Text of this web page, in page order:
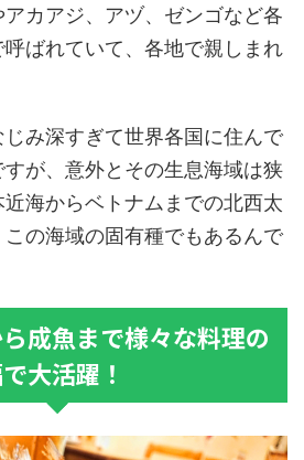
カアジ、アヅ、ゼンゴなど各
ばれていて、各地で親しまれ
み深すぎて世界各国に住んで
が、意外とその生息海域は狭
海からベトナムまでの北西太
の海域の固有種でもあるんで
成魚まで様々な料理の
大活躍！